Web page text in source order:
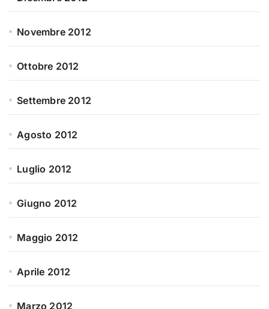
Novembre 2012
Ottobre 2012
Settembre 2012
Agosto 2012
Luglio 2012
Giugno 2012
Maggio 2012
Aprile 2012
Marzo 2012